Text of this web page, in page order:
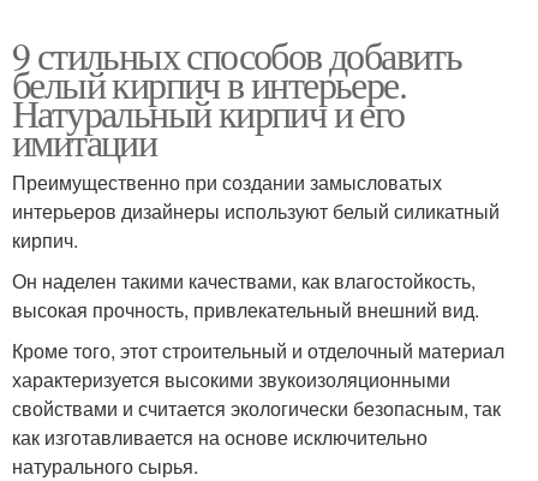
9 стильных способов добавить
белый кирпич в интерьере.
Натуральный кирпич и его
имитации
Преимущественно при создании замысловатых
интерьеров дизайнеры используют белый силикатный
кирпич.
Он наделен такими качествами, как влагостойкость,
высокая прочность, привлекательный внешний вид.
Кроме того, этот строительный и отделочный материал
характеризуется высокими звукоизоляционными
свойствами и считается экологически безопасным, так
как изготавливается на основе исключительно
натурального сырья.